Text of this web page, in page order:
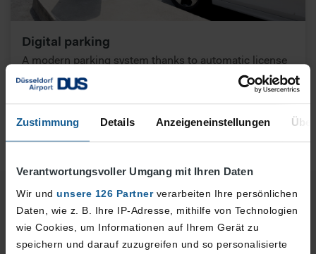
Zustimmung Details Anzeigeneinstellungen
Verantwortungsvoller Umgang mit Ihren Daten
Wir und unsere 126 Partnerverarbeiten Ihre persönlichen
Daten, wie z. B. Ihre IP-Adresse, mithilfe von Technologien
wie Cookies, um Informationen auf Ihrem Gerät zu
speichern und darauf zuzugreifen und so personalisierte
Digital parking
A modern parking system thanks to automatic license
plate recognition
More information
Do you have any questions? Feel free to
contact us!